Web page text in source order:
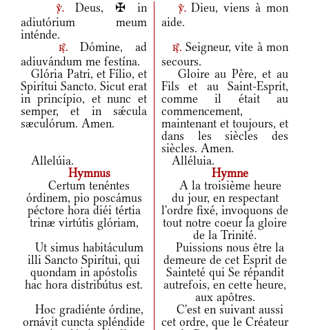
v.Deus, ✠ in
adiutórium meum
inténde.
v.Dieu, viens à mon
aide.
r.Dómine, ad
adiuvándum me festína.
r. Seigneur, vite à mon
secours.
Glória Patri, et Fílio, et
Spirítui Sancto. Sicut erat
in princípio, et nunc et
semper, et in sǽcula
sæculórum. Amen.
Gloire au Père, et au
Fils et au Saint-Esprit,
comme il était au
commencement,
maintenant et toujours, et
dans les siècles des
siècles. Amen.
Allelúia.
Alléluia.
Hymnus
Hymne
Certum tenéntes
órdinem, pio poscámus
péctore hora diéi tértia
trinæ virtútis glóriam,
A la troisième heure
du jour, en respectant
l'ordre fixé, invoquons de
tout notre coeur la gloire
de la Trinité.
Ut simus habitáculum
illi Sancto Spirítui, qui
quondam in apóstolis
hac hora distribútus est.
Puissions nous être la
demeure de cet Esprit de
Sainteté qui Se répandit
autrefois, en cette heure,
aux apôtres.
Hoc gradiénte órdine,
ornávit cuncta spléndide
C'est en suivant aussi
cet ordre, que le Créateur